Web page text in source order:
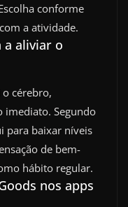
conforme
a atividade.
a aliviar o
cérebro,
Segundo
para baixar níveis
de bem-
hábito regular.
nos apps